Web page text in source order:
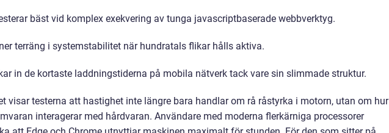
bäst vid komplex exekvering av tunga javascriptbaserade webbverktyg.
terräng i systemstabilitet när hundratals flikar hålls aktiva.
in de kortaste laddningstiderna på mobila nätverk tack vare sin slimmade struktur.
visar testerna att hastighet inte längre bara handlar om rå råstyrka i motorn, utan om hur
interagerar med hårdvaran. Användare med moderna flerkärniga processorer